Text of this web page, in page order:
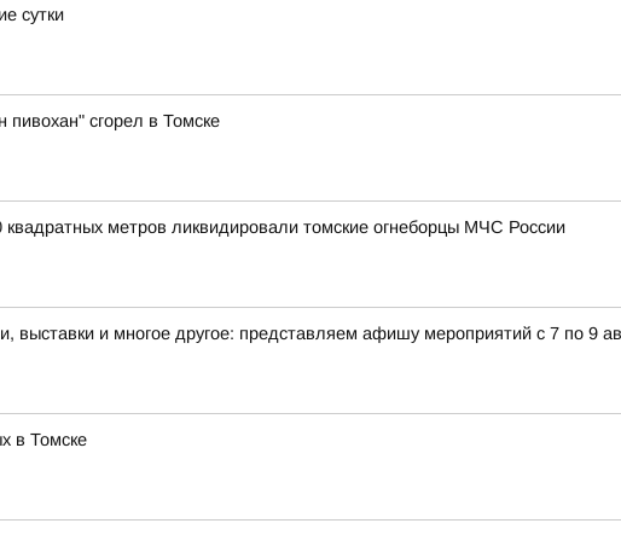
сутки
пивохан" сгорел в Томске
метров ликвидировали томские огнеборцы МЧС России
выставки и многое другое: представляем афишу мероприятий с 7 по 9
в Томске